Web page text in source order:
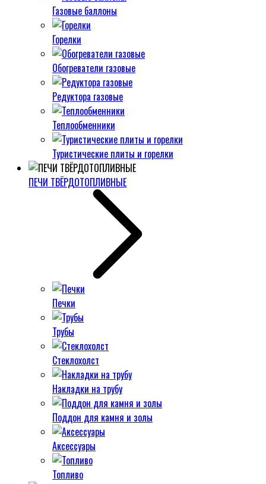
Газовые баллоны
Горелки
Обогреватели газовые
Редуктора газовые
Теплообменники
Туристические плиты и горелки
ПЕЧИ ТВЁРДОТОПЛИВНЫЕ
Печки
Трубы
Стеклохолст
Накладки на трубу
Поддон для камня и золы
Аксессуары
Топливо